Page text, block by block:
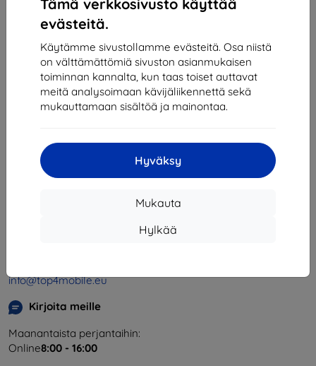
Tämä verkkosivusto käyttää
evästeitä.
Käytämme sivustollamme evästeitä. Osa niistä
on välttämättömiä sivuston asianmukaisen
toiminnan kannalta, kun taas toiset auttavat
meitä analysoimaan kävijäliikennettä sekä
mukauttamaan sisältöä ja mainontaa.
Hyväksy
Mukauta
Hylkää
yhteensä .
«
Shield-SK s.r.o.
SK2023549671
info@top4mobile.eu
Kirjoita meille
Maanantaista perjantaihin:
Online8:00 - 16:00